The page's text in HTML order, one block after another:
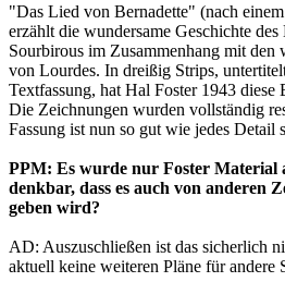
"Das Lied von Bernadette" (nach
erzählt die wundersame Geschichte
Sourbirous im Zusammenhang mit den
von Lourdes. In dreißig Strips,
Textfassung, hat Hal Foster 1943 diese
Die Zeichnungen wurden vollständig
Fassung ist nun so gut wie jedes Detail
PPM: Es wurde nur Foster Material
denkbar, dass es auch von anderen
geben wird?
AD: Auszuschließen ist das sicherlich
aktuell keine weiteren Pläne für andere